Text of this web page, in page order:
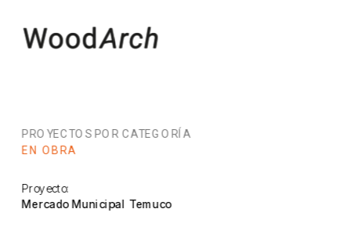
PROYECTOS POR CATEGORÍA
EN OBRA
Proyecto:
Mercado Municipal Temuco